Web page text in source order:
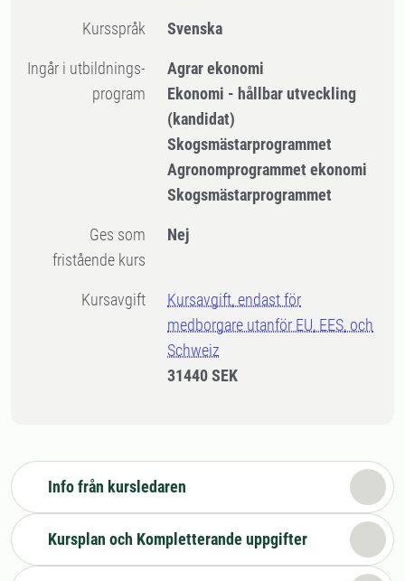
Kursspråk Svenska
Ingår i utbildnings-
program
Agrar ekonomi
Ekonomi - hållbar utveckling
(kandidat)
Skogsmästarprogrammet
Agronomprogrammet ekonomi
Skogsmästarprogrammet
Ges som
fristående kurs
Nej
Kursavgift
Kursavgift, endast för
medborgare utanför EU, EES, och
Schweiz
31440 SEK
Info från kursledaren
Kursplan och Kompletterande uppgifter